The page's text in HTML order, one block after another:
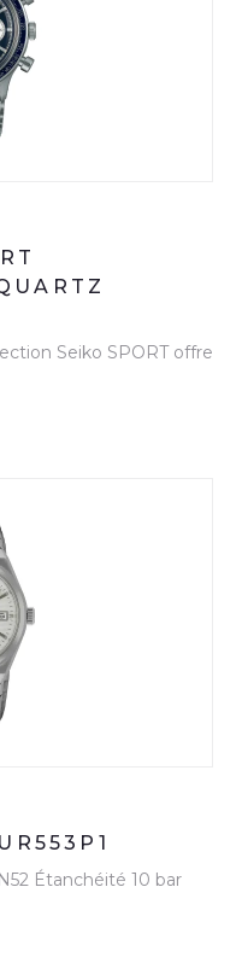
Seiko SPORT offre
Étanchéité 10 bar